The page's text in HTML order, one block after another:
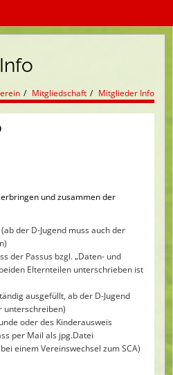
Mitgliedschaft Mitglieder Info
und zusammen der
der D-Jugend muss auch der
der Passus bzgl. „Daten- und
Elternteilen unterschrieben ist
ausgefüllt, ab der D-Jugend
unterschreiben)
oder des Kinderausweis
per Mail als jpg.Datei
einem Vereinswechsel zum SCA)